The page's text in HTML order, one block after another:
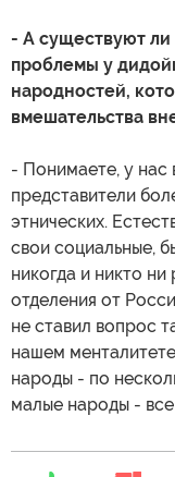
- А cуществуют ли
проблемы у
народностей,
вмешательства
- Понимаете, у нас
представители
этнических.
свои социальные,
никогда и никто
отделения от
не ставил вопрос
нашем
народы - по
малые народы -